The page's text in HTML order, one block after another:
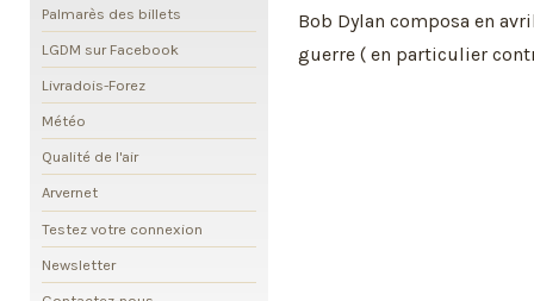
Bob Dylan composa en
guerre ( en particulier
Palmarès des billets
LGDM sur Facebook
Livradois-Forez
Météo
Qualité de l'air
Arvernet
Testez votre connexion
Newsletter